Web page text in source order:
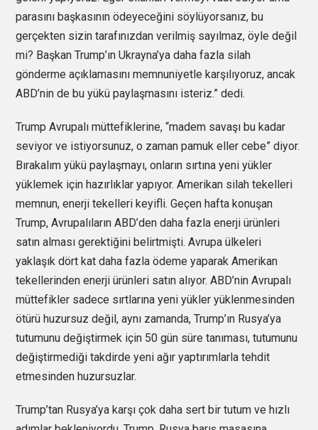
parasını başkasının ödeyeceğini söylüyorsanız, bu
gerçekten sizin tarafınızdan verilmiş sayılmaz, öyle değil
mi? Başkan Trump’ın Ukrayna’ya daha fazla silah
gönderme açıklamasını memnuniyetle karşılıyoruz, ancak
ABD’nin de bu yükü paylaşmasını isteriz.” dedi.
Trump Avrupalı müttefiklerine, “madem savaşı bu kadar
seviyor ve istiyorsunuz, o zaman pamuk eller cebe” diyor.
Bırakalım yükü paylaşmayı, onların sırtına yeni yükler
yüklemek için hazırlıklar yapıyor. Amerikan silah tekelleri
memnun, enerji tekelleri keyifli. Geçen hafta konuşan
Trump, Avrupalıların ABD’den daha fazla enerji ürünleri
satın alması gerektiğini belirtmişti. Avrupa ülkeleri
yaklaşık dört kat daha fazla ödeme yaparak Amerikan
tekellerinden enerji ürünleri satın alıyor. ABD’nin Avrupalı
müttefikler sadece sırtlarına yeni yükler yüklenmesinden
ötürü huzursuz değil, aynı zamanda, Trump’ın Rusya’ya
tutumunu değiştirmek için 50 gün süre tanıması, tutumunu
değiştirmediği takdirde yeni ağır yaptırımlarla tehdit
etmesinden huzursuzlar.
Trump’tan Rusya’ya karşı çok daha sert bir tutum ve hızlı